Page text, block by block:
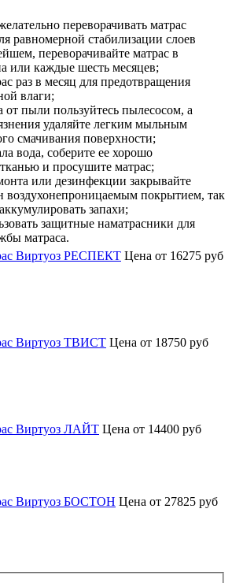
переворачивать матрас
равномерной стабилизации слоев
переворачивайте матрас в
или каждые шесть месяцев;
раз в месяц для предотвращения
влаги;
от пыли пользуйтесь пылесосом, а
удаляйте легким мыльным
смачивания поверхности;
вода, соберите ее хорошо
и просушите матрас;
или дезинфекции закрывайте
воздухонепроницаемым покрытием, так
запахи;
защитные наматрасники для
матраса.
Виртуоз РЕСПЕКТ Цена от 16275 руб
Виртуоз ТВИСТ Цена от 18750 руб
Виртуоз ЛАЙТ Цена от 14400 руб
Виртуоз БОСТОН Цена от 27825 руб